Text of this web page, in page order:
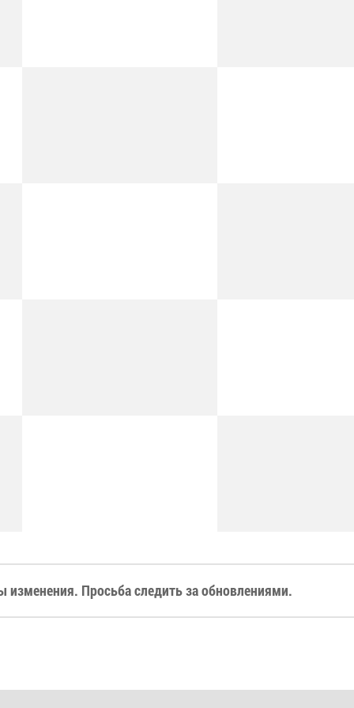
Просьба следить за обновлениями.